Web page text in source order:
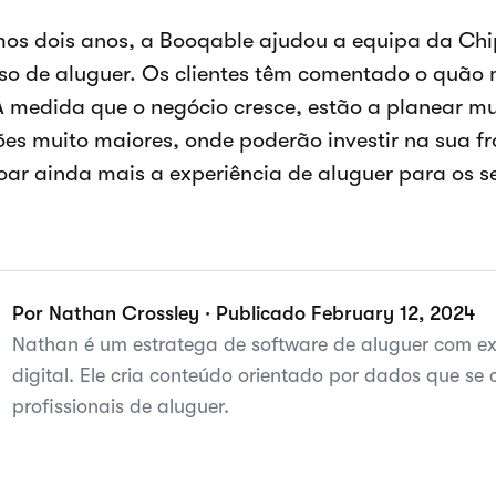
dois anos, a Booqable ajudou a equipa da
de aluguer. Os clientes têm comentado o quão
medida que o negócio cresce, estão a planear
muito maiores, onde poderão investir na sua
ainda mais a experiência de aluguer para os
Por Nathan Crossley · Publicado February 12, 2024
Nathan é um estratega de software de aluguer com
digital. Ele cria conteúdo orientado por dados que se
profissionais de aluguer.